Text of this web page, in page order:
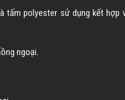
tấm polyester sử dụng kết hợp
ngoại.